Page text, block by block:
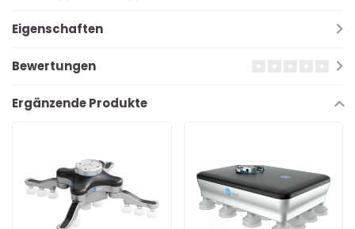
Eigenschaften
Bewertungen
Ergänzende Produkte